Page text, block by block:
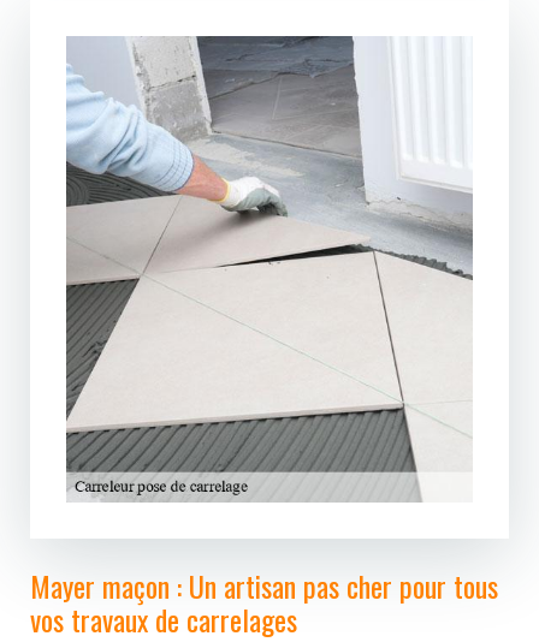
Mayer maçon : Un artisan pas cher pour tous
vos travaux de carrelages